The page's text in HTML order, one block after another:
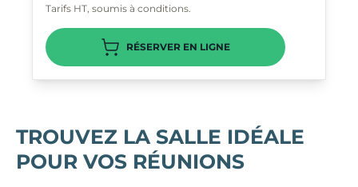
Tarifs HT, soumis à conditions.
RÉSERVER EN LIGNE
TROUVEZ LA SALLE IDÉALE
POUR VOS RÉUNIONS